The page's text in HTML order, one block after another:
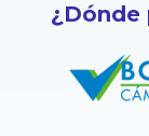
¿Dónde